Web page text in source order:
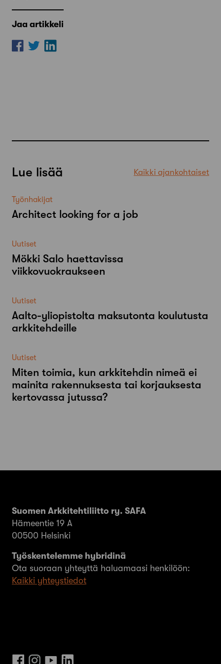
Jaa artikkeli
Lue lisää Kaikki ajankohtaiset
Työnhakijat
Architect looking for a job
Uutiset
Mökki Salo haettavissa
viikkovuokraukseen
Uutiset
Aalto-​yliopistolta maksutonta koulutusta
arkkitehdeille
Uutiset
Miten toimia, kun arkkitehdin nimeä ei
mainita rakennuksesta tai korjauksesta
kertovassa jutussa?
Suomen Arkkitehtiliitto ry. SAFA
Hämeentie 19 A
00500 Helsinki
Työskentelemme hybridinä
Ota suoraan yhteyttä haluamaasi henkilöön:
Kaikki yhteystiedot